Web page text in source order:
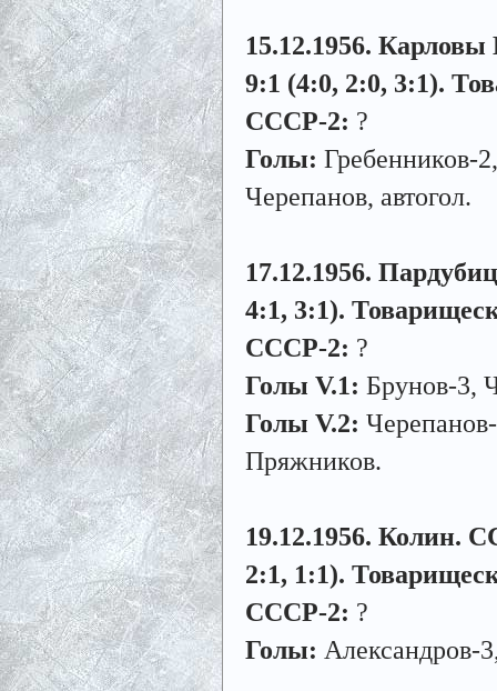
15.12.1956.
9:1 (4:0, 2:0, 3:1).
СССР-2: ?
Голы: Гребенников-
Черепанов, автогол.
17.12.1956.
4:1, 3:1).
СССР-2: ?
Голы V.1: Брунов-3,
Голы V.2:
Пряжников.
19.12.1956. Колин.
2:1, 1:1).
СССР-2: ?
Голы: Александров-